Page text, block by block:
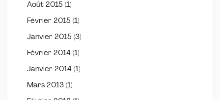
Août 2015 (1)
Février 2015 (1)
Janvier 2015 (3)
Février 2014 (1)
Janvier 2014 (1)
Mars 2013 (1)